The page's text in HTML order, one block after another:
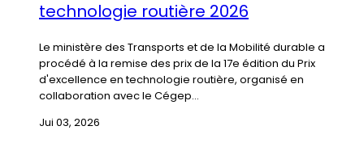
technologie routière 2026
Le ministère des Transports et de la Mobilité durable a
procédé à la remise des prix de la 17e édition du Prix
d'excellence en technologie routière, organisé en
collaboration avec le Cégep...
Jui 03, 2026